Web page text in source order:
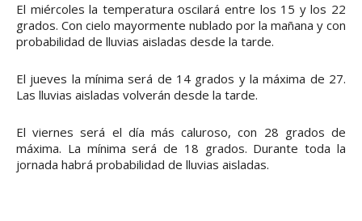
El miércoles la temperatura oscilará entre los 15 y los 22
grados. Con cielo mayormente nublado por la mañana y con
probabilidad de lluvias aisladas desde la tarde.
El jueves la mínima será de 14 grados y la máxima de 27.
Las lluvias aisladas volverán desde la tarde.
El viernes será el día más caluroso, con 28 grados de
máxima. La mínima será de 18 grados. Durante toda la
jornada habrá probabilidad de lluvias aisladas.